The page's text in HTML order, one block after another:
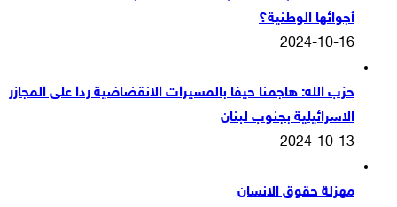
أجوائها الوطنية؟
2024-10-16
حزب الله: هاجمنا حيفا بالمسيرات الانقضاضية ردا على المجازر
الاسرائيلية بجنوب لبنان
2024-10-13
مهزلة حقوق الانسان